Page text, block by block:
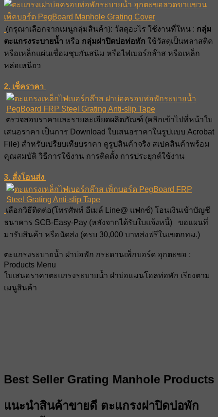
(กรุณาเลือกจากเมนูกลุ่มสินค้า): วัสดุอะไร ใช้งานที่ใหน : กลุ่ม
ตะแกรงระบายน้ำ หรือ กลุ่มฝาปิดบ่อท่อพัก ใช้วัสดุเป็นพลาสติค
หรือเหล็กแผ่นเชื่อมชุบกันสนิม หรือไฟเบอร์กล๊าส หรือเหล็ก
หล่อเหนียว
2. เช็คราคา
ตรวจสอบราคาและรายละเอียดผลิตภัณฑ์ (คลิกเข้าไปที่หน้าใบ
เสนอราคา เป็นการ Download ใบเสนอราคาในรูปแบบ Acrobat
File) สำหรับเปรียบเทียบราคา ดูรูปสินค้าจริง สเปคสินค้าพร้อม
คุณสมบัติ วิธีการใช้งาน การติดตั้ง การประยุกต์ใช้งาน
3. สั่งโอนส่ง
เลือกวิธีติดต่อ(โทรศัพท์ อีเมล์ Line@ แฟกซ์) โอนเงินเข้าบัญชี
ธนาคาร SCB-Easy-Pay (หลังจากได้รับใบแจ้งหนี้) ขอแผนที่
มารับสินค้า หรือนัดส่ง (ครบ 30,000 บาทส่งฟรีในเขตกทม.)
ตะแกรงระบายน้ำ ฝาบ่อพัก กระดานเพ็กบอร์ด ฮุกตะขอ :
Products Menu
ใบเสนอราคาตะแกรงระบายน้ำ ฝาบ่อแมนโฮลท่อพัก เรียงตาม
เมนูสินค้า
Best Seller Grating Manhole Products
แนะนำสินค้าขายดี ตะแกรงฝาปิดบ่อพัก